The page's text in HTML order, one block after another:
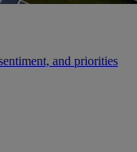
and priorities